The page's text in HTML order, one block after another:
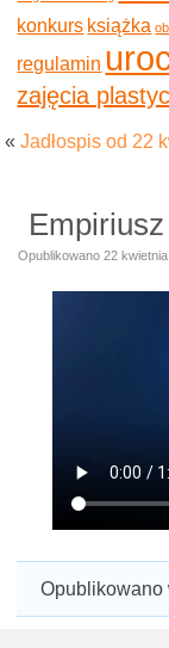
konkurs książka
regulamin
zajęcia
«Jadłospis od 22
Opublikowano 22
Opublikowano